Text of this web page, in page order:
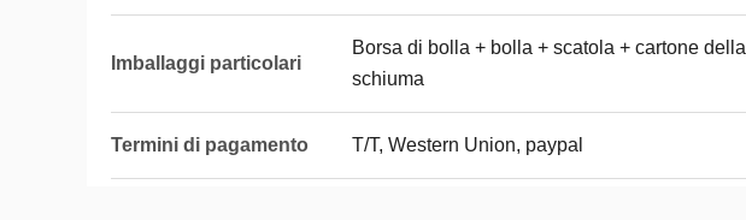
Imballaggi particolari
Borsa di bolla + bolla + scatola + cartone della
schiuma
Termini di pagamento T/T, Western Union, paypal